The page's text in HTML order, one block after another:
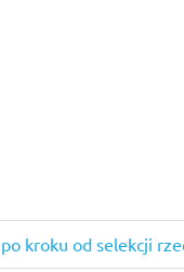
kroku od selekcji